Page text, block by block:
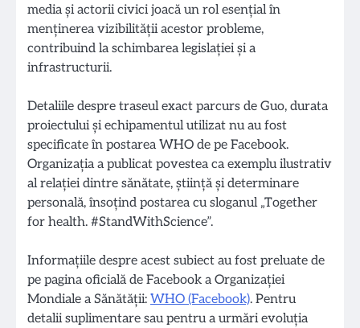
media și actorii civici joacă un rol esențial în
menținerea vizibilității acestor probleme,
contribuind la schimbarea legislației și a
infrastructurii.
Detaliile despre traseul exact parcurs de Guo, durata
proiectului și echipamentul utilizat nu au fost
specificate în postarea WHO de pe Facebook.
Organizația a publicat povestea ca exemplu ilustrativ
al relației dintre sănătate, știință și determinare
personală, însoțind postarea cu sloganul „Together
for health. #StandWithScience”.
Informațiile despre acest subiect au fost preluate de
pe pagina oficială de Facebook a Organizației
Mondiale a Sănătății: WHO (Facebook). Pentru
detalii suplimentare sau pentru a urmări evoluția